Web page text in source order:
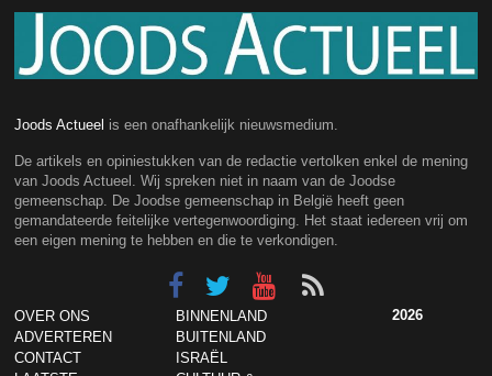
Joods Actueel is een onafhankelijk nieuwsmedium.
De artikels en opiniestukken van de redactie vertolken enkel de mening
van Joods Actueel. Wij spreken niet in naam van de Joodse
gemeenschap. De Joodse gemeenschap in België heeft geen
gemandateerde feitelijke vertegenwoordiging. Het staat iedereen vrij om
een eigen mening te hebben en die te verkondigen.
OVER ONS
ADVERTEREN
CONTACT
BINNENLAND
BUITENLAND
ISRAËL
2026